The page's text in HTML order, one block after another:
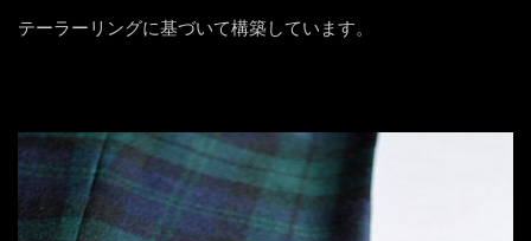
テーラーリングに基づいて構築しています。